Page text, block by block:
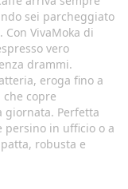
sei parcheggiato
VivaMoka di
vero
drammi.
eroga fino a
che copre
Perfetta
persino in ufficio o a
robusta e